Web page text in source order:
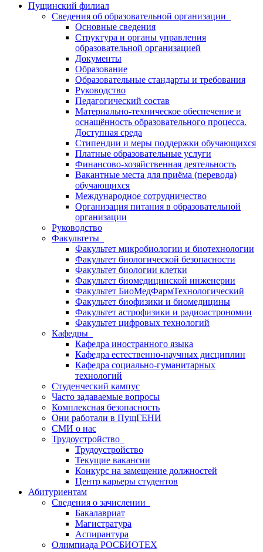
Пущинский филиал
Сведения об образовательной организации
Основные сведения
Структура и органы управления
образовательной организацией
Документы
Образование
Образовательные стандарты и требования
Руководство
Педагогический состав
Материально-техническое обеспечение и
оснащённость образовательного процесса.
Доступная среда
Стипендии и меры поддержки обучающихся
Платные образовательные услуги
Финансово-хозяйственная деятельность
Вакантные места для приёма (перевода)
обучающихся
Международное сотрудничество
Организация питания в образовательной
организации
Руководство
Факультеты
Факультет микробиологии и биотехнологии
Факультет биологической безопасности
Факультет биологии клетки
Факультет биомедицинской инженерии
Факультет БиоМедФармТехнологический
Факультет биофизики и биомедицины
Факультет астрофизики и радиоастрономии
Факультет цифровых технологий
Кафедры
Кафедра иностранного языка
Кафедра естественно-научных дисциплин
Кафедра социально-гуманитарных
технологий
Студенческий кампус
Часто задаваемые вопросы
Комплексная безопасность
Они работали в ПущГЕНИ
СМИ о нас
Трудоустройство
Трудоустройство
Текущие вакансии
Конкурс на замещение должностей
Центр карьеры студентов
Абитуриентам
Сведения о зачислении
Бакалавриат
Магистратура
Аспирантура
Олимпиада РОСБИОТЕХ